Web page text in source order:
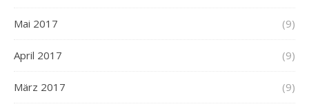
Mai 2017 (9)
April 2017 (9)
März 2017 (9)